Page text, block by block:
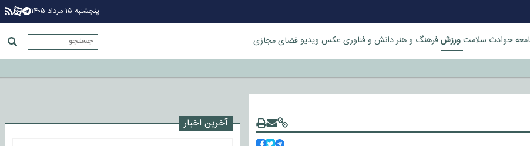
پنجشنبه ۱۵ مرداد ۱۴۰۵
حوادث سلامتورزشفرهنگ و هنردانش و فناوری عکس ویدیوفضای مجازی
آخرین اخبار